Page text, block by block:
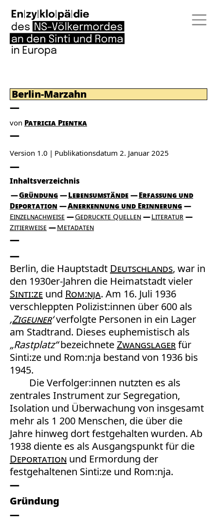
Berlin-Marzahn
von Patricia Pientka
Version 1.0 Publikationsdatum 2. Januar 2025
Inhaltsverzeichnis
Gründung
Lebensumstände
Erfassung und
Deportation
Anerkennung und Erinnerung
Einzelnachweise
Gedruckte Quellen
Literatur
Zitierweise
Metadaten
Berlin, die Hauptstadt Deutschlands, war in
den 1930er-Jahren die Heimatstadt vieler
Sinti:ze und Rom:nja. Am 16. Juli 1936
verschleppten Polizist:innen über 600 als
‚Zigeuner‘verfolgte Personen in ein Lager
am Stadtrand. Dieses euphemistisch als
„Rastplatz“bezeichneteZwangslagerfür
Sinti:ze und Rom:nja bestand von 1936 bis
1945.
Die Verfolger:innen nutzten es als
zentrales Instrument zur Segregation,
Isolation und Überwachung von insgesamt
mehr als 1 200 Menschen, die über die
Jahre hinweg dort festgehalten wurden. Ab
1938 diente es als Ausgangspunkt für die
Deportation und Ermordung der
festgehaltenen Sinti:ze und Rom:nja.
Gründung